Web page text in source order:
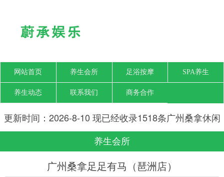
网站首页 养生会所 足浴按摩 SPA养生
养生动态 联系我们 商务合作
更新时间：2026-8-10 现已经收录1518条广州桑拿休闲
SPA会所-广州梦瑶养生网信息
养生会所
广州桑拿足足有马（琶洲店）